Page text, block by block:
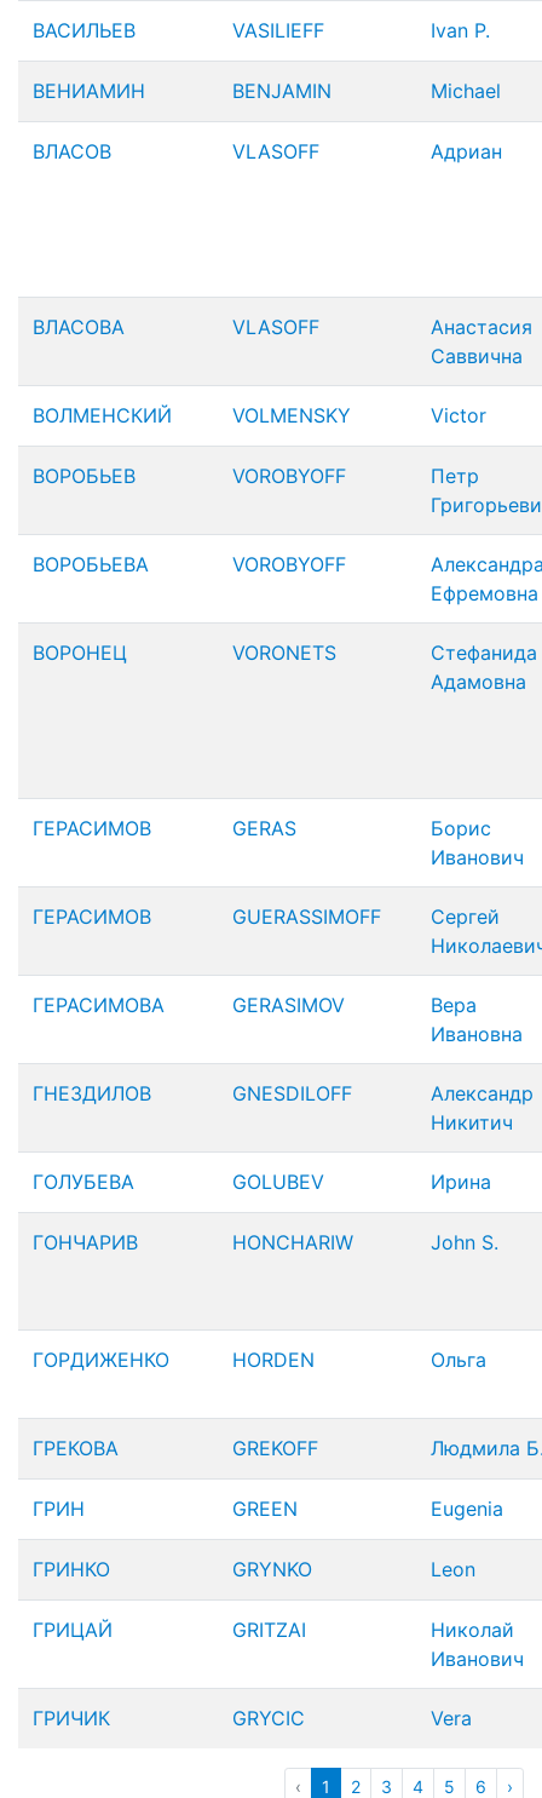
ВАСИЛЬЕВ VASILIEFF Ivan P.
ВЕНИАМИН BENJAMIN Michael
ВЛАСОВ VLASOFF Адриан
ВЛАСОВА VLASOFF
Анастасия
Саввична
ВОЛМЕНСКИЙ VOLMENSKY Victor
ВОРОБЬЕВ VOROBYOFF
Петр
ВОРОБЬЕВА VOROBYOFF
Ефремовна
ВОРОНЕЦ VORONETS
Стефанида
Адамовна
ГЕРАСИМОВ GERAS
Борис
Иванович
ГЕРАСИМОВ GUERASSIMOFF
Сергей
ГЕРАСИМОВА GERASIMOV
Вера
Ивановна
ГНЕЗДИЛОВ GNESDILOFF
Александр
Никитич
ГОЛУБЕВА GOLUBEV Ирина
ГОНЧАРИВ HONCHARIW John S.
ГОРДИЖЕНКО HORDEN Ольга
ГРЕКОВА GREKOFF Людмила
ГРИН GREEN Eugenia
ГРИНКО GRYNKO Leon
ГРИЦАЙ GRITZAI
Николай
Иванович
ГРИЧИК GRYCIC Vera
‹ 1 2 3 4 5 6 ›